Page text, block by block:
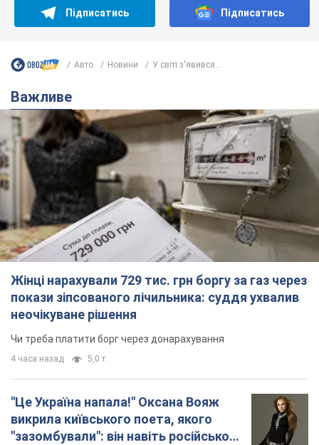
Підписатись Підписатись
Авто Новини У світі з'явився...
Важливе
Жінці нарахували 729 тис. грн боргу за газ через
покази зіпсованого лічильника: суддя ухвалив
неочікуване рішення
Чи треба платити борг через донарахування
4 часа назад 5,0 т.
"Це Україна напала!" Оксана Вояж
викрила київського поета, якого
"зазомбували": він навіть російської